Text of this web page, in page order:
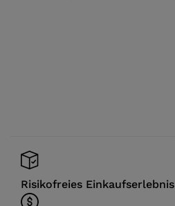
Risikofreies Einkaufserlebnis